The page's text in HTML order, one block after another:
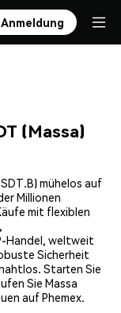
Anmeldung
(Massa)
mühelos auf
Millionen
mit flexiblen
Handel, weltweit
Sicherheit
Starten Sie
Sie Massa
auf Phemex.